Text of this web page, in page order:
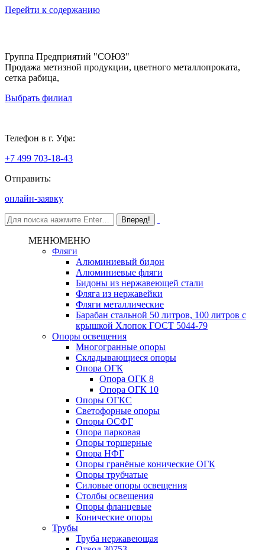
Перейти к содержанию
Группа Предприятий "СОЮЗ"
Продажа метизной продукции, цветного металлопроката,
сетка рабица,
Выбрать филиал
Телефон в г. Уфа:
+7 499 703-18-43
Отправить:
онлайн-заявку
МЕНЮМЕНЮ
Фляги
Алюминиевый бидон
Алюминиевые фляги
Бидоны из нержавеющей стали
Фляга из нержавейки
Фляги металлические
Барабан стальной 50 литров, 100 литров с
крышкой Хлопок ГОСТ 5044-79
Опоры освещения
Многогранные опоры
Складывающиеся опоры
Опора ОГК
Опора ОГК 8
Опора ОГК 10
Опоры ОГКС
Светофорные опоры
Опоры ОСФГ
Опора парковая
Опоры торшерные
Опора НФГ
Опоры гранёные конические ОГК
Опоры трубчатые
Силовые опоры освещения
Столбы освещения
Опоры фланцевые
Конические опоры
Трубы
Труба нержавеющая